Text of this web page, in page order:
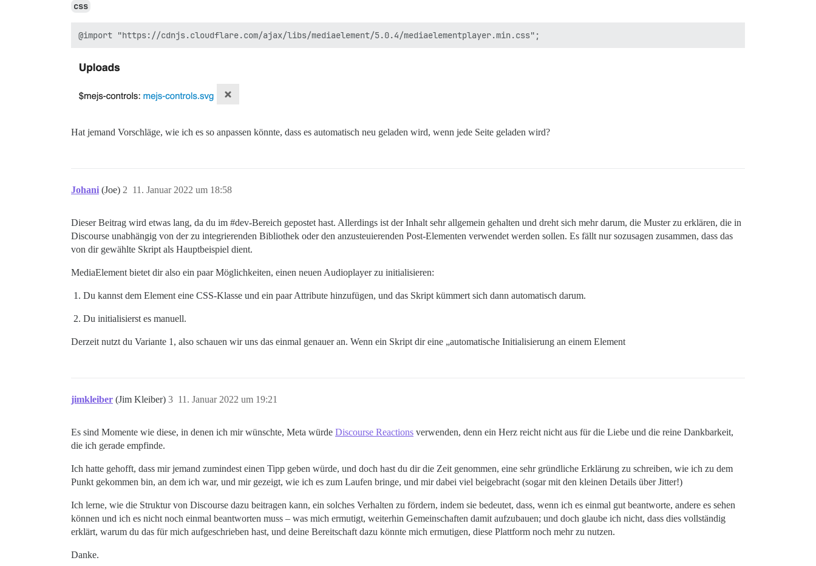
        });
      { id: "mediaelement-js", onlyStream: true}
css
Hat jemand Vorschläge, wie ich es so anpassen könnte, dass es automatisch neu geladen wird, wenn jede Seite geladen wird?
Johani (Joe) 11. Januar 2022 um 18:58
2
Dieser Beitrag wird etwas lang, da du im #dev-Bereich gepostet hast. Allerdings ist der Inhalt sehr allgemein gehalten und dreht sich mehr darum, die Muster zu erklären, die in
Discourse unabhängig von der zu integrierenden Bibliothek oder den anzusteuierenden Post-Elementen verwendet werden sollen. Es fällt nur sozusagen zusammen, dass das
von dir gewählte Skript als Hauptbeispiel dient.
MediaElement bietet dir also ein paar Möglichkeiten, einen neuen Audioplayer zu initialisieren:
Du kannst dem Element eine CSS-Klasse und ein paar Attribute hinzufügen, und das Skript kümmert sich dann automatisch darum.
Du initialisierst es manuell.
Derzeit nutzt du Variante 1, also schauen wir uns das einmal genauer an. Wenn ein Skript dir eine „automatische Initialisierung an einem Element
jimkleiber (Jim Kleiber) 11. Januar 2022 um 19:21
3
Es sind Momente wie diese, in denen ich mir wünschte, Meta würde Discourse Reactions verwenden, denn ein Herz reicht nicht aus für die Liebe und die reine Dankbarkeit,
die ich gerade empfinde.
Ich hatte gehofft, dass mir jemand zumindest einen Tipp geben würde, und doch hast du dir die Zeit genommen, eine sehr gründliche Erklärung zu schreiben, wie ich zu dem
Punkt gekommen bin, an dem ich war, und mir gezeigt, wie ich es zum Laufen bringe, und mir dabei viel beigebracht (sogar mit den kleinen Details über Jitter!)
Ich lerne, wie die Struktur von Discourse dazu beitragen kann, ein solches Verhalten zu fördern, indem sie bedeutet, dass, wenn ich es einmal gut beantworte, andere es sehen
können und ich es nicht noch einmal beantworten muss – was mich ermutigt, weiterhin Gemeinschaften damit aufzubauen; und doch glaube ich nicht, dass dies vollständig
erklärt, warum du das für mich aufgeschrieben hast, und deine Bereitschaft dazu könnte mich ermutigen, diese Plattform noch mehr zu nutzen.
Danke.